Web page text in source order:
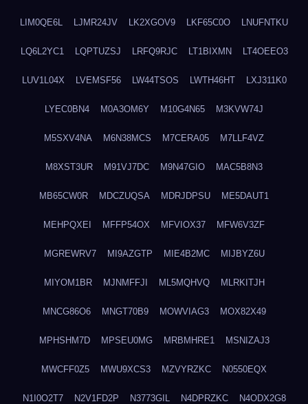
LIM0QE6L LJMR24JV LK2XGOV9 LKF65C0O LNUFNTKU
LQ6L2YC1 LQPTUZSJ LRFQ9RJC LT1BIXMN LT4OEEO3
LUV1L04X LVEMSF56 LW44TSOS LWTH46HT LXJ311K0
LYEC0BN4 M0A3OM6Y M10G4N65 M3KVW74J
M5SXV4NA M6N38MCS M7CERA05 M7LLF4VZ
M8XST3UR M91VJ7DC M9N47GIO MAC5B8N3
MB65CW0R MDCZUQSA MDRJDPSU ME5DAUT1
MEHPQXEI MFFP54OX MFVIOX37 MFW6V3ZF
MGREWRV7 MI9AZGTP MIE4B2MC MIJBYZ6U
MIYOM1BR MJNMFFJI ML5MQHVQ MLRKITJH
MNCG86O6 MNGT70B9 MOWVIAG3 MOX82X49
MPHSHM7D MPSEU0MG MRBMHRE1 MSNIZAJ3
MWCFF0Z5 MWU9XCS3 MZVYRZKC N0550EQX
N1I0O2T7 N2V1FD2P N3773GIL N4DPRZKC N4ODX2G8